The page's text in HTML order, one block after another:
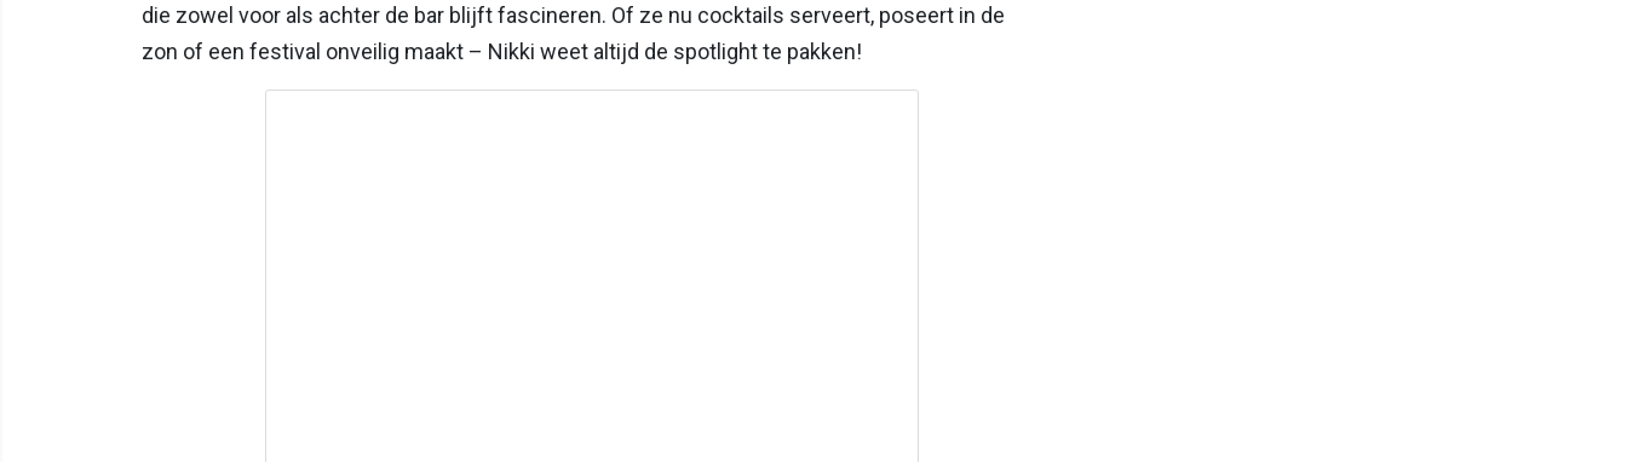
die zowel voor als achter de bar blijft fascineren. Of ze nu cocktails serveert, poseert in de
zon of een festival onveilig maakt – Nikki weet altijd de spotlight te pakken!